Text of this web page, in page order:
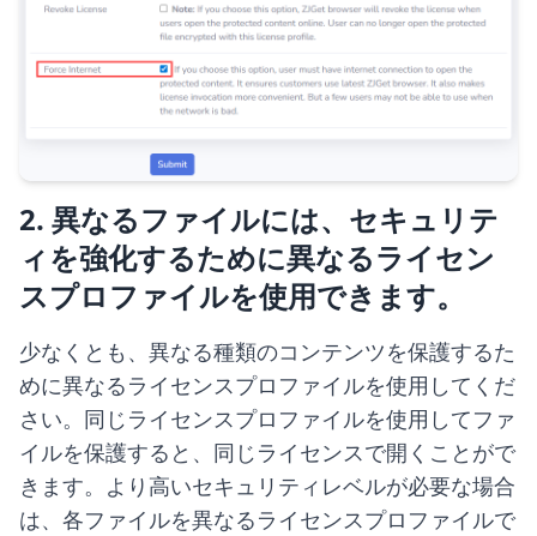
2. 異なるファイルには、セキュリテ
ィを強化するために異なるライセン
スプロファイルを使用できます。
少なくとも、異なる種類のコンテンツを保護するた
めに異なるライセンスプロファイルを使用してくだ
さい。同じライセンスプロファイルを使用してファ
イルを保護すると、同じライセンスで開くことがで
きます。より高いセキュリティレベルが必要な場合
は、各ファイルを異なるライセンスプロファイルで